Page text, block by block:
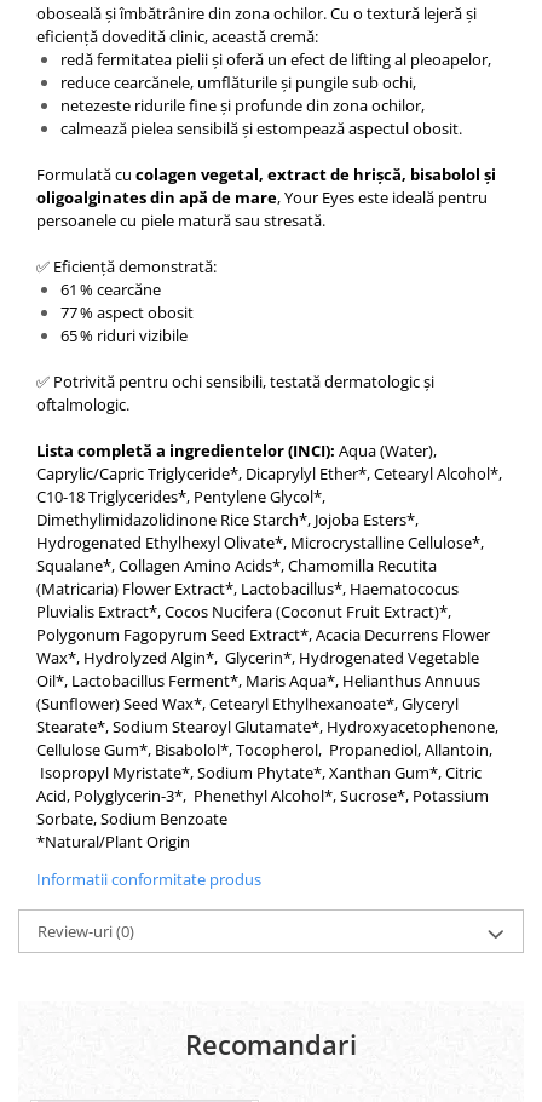
oboseală și îmbătrânire din zona ochilor. Cu o textură lejeră și
eficiență dovedită clinic, această cremă:
redă fermitatea pielii și oferă un efect de lifting al pleoapelor,
reduce cearcănele, umflăturile și pungile sub ochi,
netezeste ridurile fine și profunde din zona ochilor,
calmează pielea sensibilă și estompează aspectul obosit.
Formulată cu colagen vegetal, extract de hrișcă, bisabolol și
oligoalginates din apă de mare, Your Eyes este ideală pentru
persoanele cu piele matură sau stresată.
✅ Eficiență demonstrată:
61 % cearcăne
77 % aspect obosit
65 % riduri vizibile
✅ Potrivită pentru ochi sensibili, testată dermatologic și
oftalmologic.
Lista completă a ingredientelor (INCI): Aqua (Water),
Caprylic/Capric Triglyceride*, Dicaprylyl Ether*, Cetearyl Alcohol*,
C10-18 Triglycerides*, Pentylene Glycol*,
Dimethylimidazolidinone Rice Starch*, Jojoba Esters*,
Hydrogenated Ethylhexyl Olivate*, Microcrystalline Cellulose*,
Squalane*, Collagen Amino Acids*, Chamomilla Recutita
(Matricaria) Flower Extract*, Lactobacillus*, Haematococus
Pluvialis Extract*, Cocos Nucifera (Coconut Fruit Extract)*,
Polygonum Fagopyrum Seed Extract*, Acacia Decurrens Flower
Wax*, Hydrolyzed Algin*, Glycerin*, Hydrogenated Vegetable
Oil*, Lactobacillus Ferment*, Maris Aqua*, Helianthus Annuus
(Sunflower) Seed Wax*, Cetearyl Ethylhexanoate*, Glyceryl
Stearate*, Sodium Stearoyl Glutamate*, Hydroxyacetophenone,
Cellulose Gum*, Bisabolol*, Tocopherol, Propanediol, Allantoin,
Isopropyl Myristate*, Sodium Phytate*, Xanthan Gum*, Citric
Acid, Polyglycerin-3*, Phenethyl Alcohol*, Sucrose*, Potassium
Sorbate, Sodium Benzoate
*Natural/Plant Origin
Informatii conformitate produs
Review-uri(0)
Recomandari